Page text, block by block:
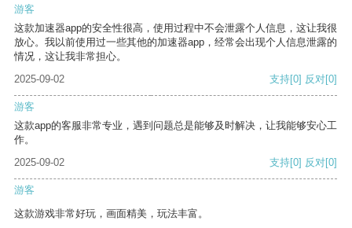
游客
这款加速器app的安全性很高，使用过程中不会泄露个人信息，这让我很
放心。我以前使用过一些其他的加速器app，经常会出现个人信息泄露的
情况，这让我非常担心。
2025-09-02
支持[0] 反对[0]
游客
这款app的客服非常专业，遇到问题总是能够及时解决，让我能够安心工
作。
2025-09-02
支持[0] 反对[0]
游客
这款游戏非常好玩，画面精美，玩法丰富。